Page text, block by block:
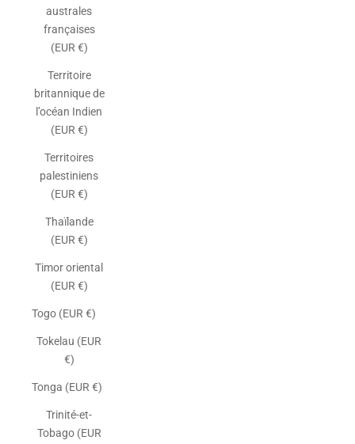
australes
françaises
(EUR €)
Territoire
britannique de
l’océan Indien
(EUR €)
Territoires
palestiniens
(EUR €)
Thaïlande
(EUR €)
Timor oriental
(EUR €)
Togo (EUR €)
Tokelau (EUR
€)
Tonga (EUR €)
Trinité-et-
Tobago (EUR